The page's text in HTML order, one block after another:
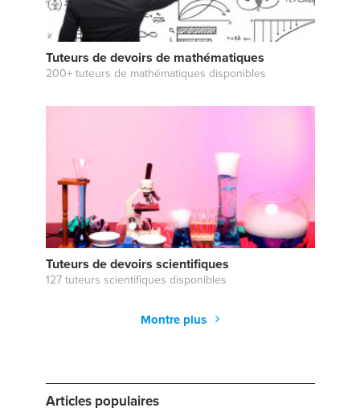
Tuteurs de devoirs de mathématiques
200+ tuteurs de mathématiques disponibles
Tuteurs de devoirs scientifiques
127 tuteurs scientifiques disponibles
Montre plus
Articles populaires